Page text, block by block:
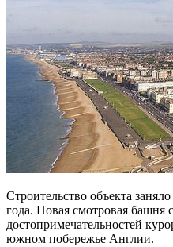
Строительство объекта
года. Новая смотровая башня
достопримечательностей
южном побережье Англии.